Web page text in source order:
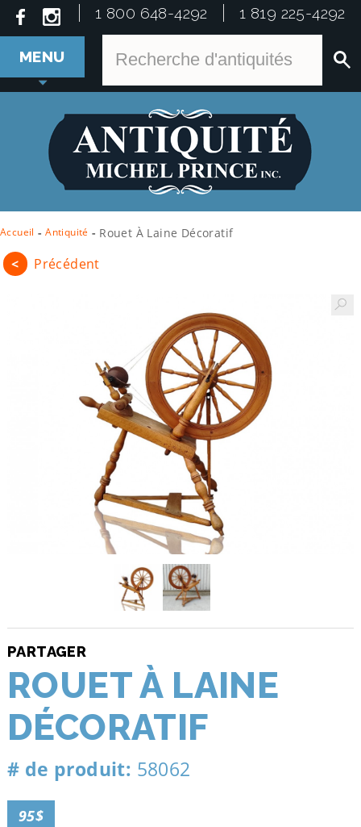
1 800 648-4292 1 819 225-4292
MENU
Accueil - Antiquité - Rouet À Laine Décoratif
< Précédent
PARTAGER
ROUET À LAINE
DÉCORATIF
# de produit: 58062
95$